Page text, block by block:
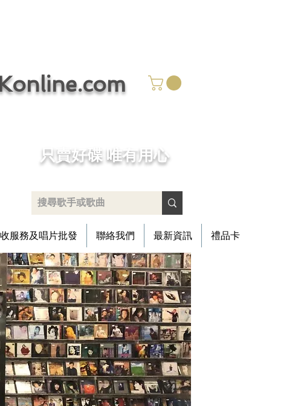
​只賣好碟 唯有用心
服務及唱片批發 聯絡我們 最新資訊 禮品卡